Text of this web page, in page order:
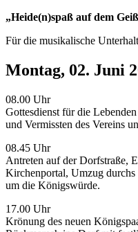
„Heide(n)spaß auf dem
Für die musikalische
Montag, 02. Juni
08.00 Uhr
Gottesdienst für die
und Vermissten des Vereins
08.45 Uhr
Antreten auf der Dorfstraße,
Kirchenportal, Umzug
um die Königswürde.
17.00 Uhr
Krönung des neuen